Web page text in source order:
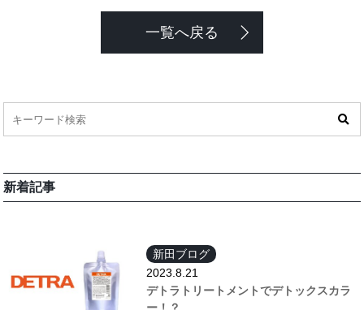
一覧へ戻る
新着記事
新田ブログ
2023.8.21
デトラトリートメントでデトックスカラ